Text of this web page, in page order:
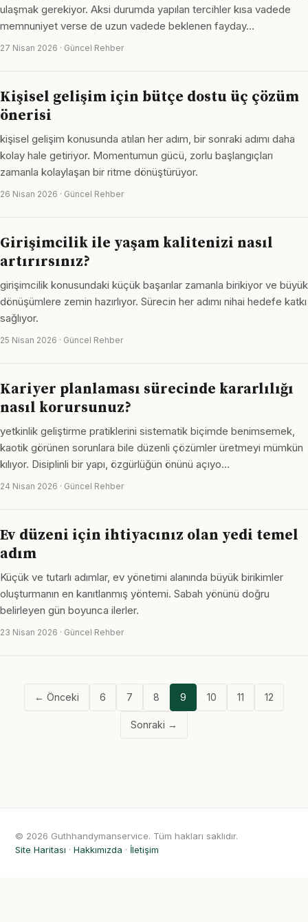
ulaşmak gerekiyor. Aksi durumda yapılan tercihler kısa vadede
memnuniyet verse de uzun vadede beklenen fayday…
27 Nisan 2026 · Güncel Rehber
Kişisel gelişim için bütçe dostu üç çözüm
önerisi
kişisel gelişim konusunda atılan her adım, bir sonraki adımı daha
kolay hale getiriyor. Momentumun gücü, zorlu başlangıçları
zamanla kolaylaşan bir ritme dönüştürüyor.
26 Nisan 2026 · Güncel Rehber
Girişimcilik ile yaşam kalitenizi nasıl
artırırsınız?
girişimcilik konusundaki küçük başarılar zamanla birikiyor ve büyük
dönüşümlere zemin hazırlıyor. Sürecin her adımı nihai hedefe katkı
sağlıyor.
25 Nisan 2026 · Güncel Rehber
Kariyer planlaması sürecinde kararlılığı
nasıl korursunuz?
yetkinlik geliştirme pratiklerini sistematik biçimde benimsemek,
kaotik görünen sorunlara bile düzenli çözümler üretmeyi mümkün
kılıyor. Disiplinli bir yapı, özgürlüğün önünü açıyo…
24 Nisan 2026 · Güncel Rehber
Ev düzeni için ihtiyacınız olan yedi temel
adım
Küçük ve tutarlı adımlar, ev yönetimi alanında büyük birikimler
oluşturmanın en kanıtlanmış yöntemi. Sabah yönünü doğru
belirleyen gün boyunca ilerler.
23 Nisan 2026 · Güncel Rehber
← Önceki 6 7 8 9 10 11 12
Sonraki →
© 2026 Guthhandymanservice. Tüm hakları saklıdır.
Site Haritası · Hakkımızda · İletişim